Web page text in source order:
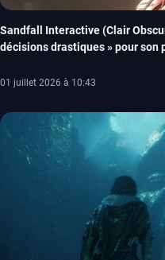
Sandfall Interactive (Clair
décisions drastiques » pour son
01 juillet 2026 à 10:43